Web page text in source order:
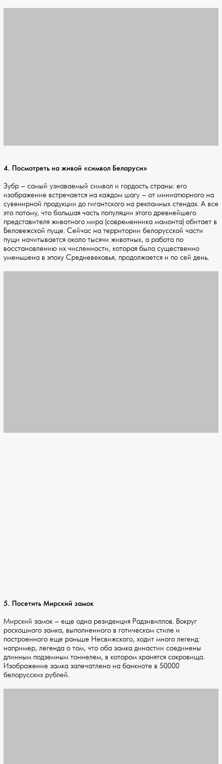
4. Посмотреть на живой «символ Беларуси»
Зубр – самый узнаваемый символ и гордость страны: его
изображение встречается на каждом шагу – от миниатюрного на
сувенирной продукции до гигантского на рекламных стендах. А все
это потому, что большая часть популяции этого древнейшего
представителя животного мира (современника мамонта) обитает в
Беловежской пуще. Сейчас на территории белорусской части
пущи начитывается около тысячи животных, а работа по
восстановлению их численности, которая была существенно
уменьшена в эпоху Средневековья, продолжается и по сей день.
5. Посетить Мирский замок
Мирский замок – еще одна резиденция Радзивиллов. Вокруг
роскошного замка, выполненного в готическом стиле и
построенного еще раньше Несвижского, ходит много легенд:
например, легенда о том, что оба замка династии соединены
длинным подземным тоннелем, в котором хранятся сокровища.
Изображение замка запечатлено на банкноте в 50000
белорусских рублей.